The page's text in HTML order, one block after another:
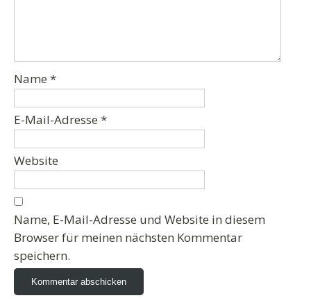
Name *
E-Mail-Adresse *
Website
Name, E-Mail-Adresse und Website in diesem
Browser für meinen nächsten Kommentar
speichern.